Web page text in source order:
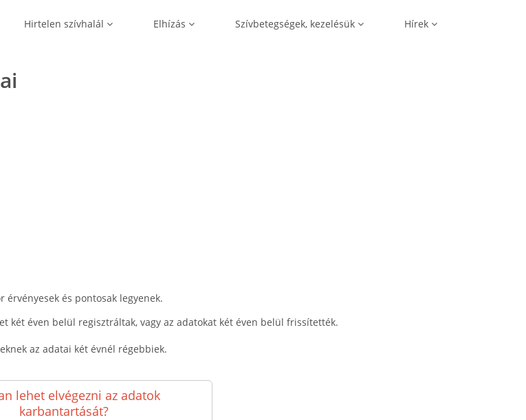
Hirtelen szívhalál Elhízás Szívbetegségek, kezelésük Hírek
és pontosak legyenek.
két éven belül regisztráltak, vagy az adatokat két éven belül frissítették.
az adatai két évnél régebbiek.
lehet elvégezni az adatok
karbantartását?